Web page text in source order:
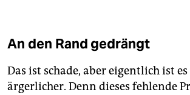
An den Rand gedrängt
Das ist schade, aber eigentlich ist
ärgerlicher. Denn dieses fehlende